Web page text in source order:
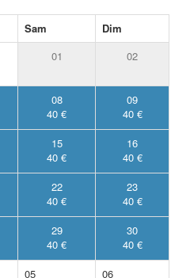
Sam
Dim
01 02
08
40 €
09
40 €
15
40 €
16
40 €
22
40 €
23
40 €
29
40 €
30
40 €
05 06